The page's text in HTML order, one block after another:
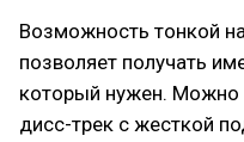
Возможность тонкой
позволяет получать
который нужен. Можно
дисс-трек с жесткой